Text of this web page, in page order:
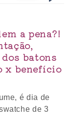
a pena?!
batons
x benefício
é dia de
de 3